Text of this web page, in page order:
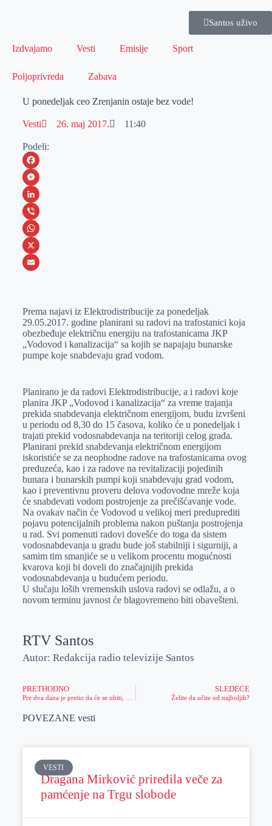
Santos uživo
Izdvajamo Vesti Emisije Sport
Poljoprivreda Zabava
U ponedeljak ceo Zrenjanin ostaje bez vode!
Vesti 26. maj 2017. 11:40
Podeli:
F
a
c
e
b
o
M
e
s
s
e
e
r
L
i
n
k
I
n
V
i
b
W
h
s
A
p
X
a
i
l
Prema najavi iz Elektrodistribucije za ponedeljak
29.05.2017. godine planirani su radovi na trafostanici koja
obezbeđuje električnu energiju na trafostanicama JKP
„Vodovod i kanalizacija“ sa kojih se napajaju bunarske
pumpe koje snabdevaju grad vodom.
Planirano je da radovi Elektrodistribucije, a i radovi koje
planira JKP „Vodovod i kanalizacija“ za vreme trajanja
prekida snabdevanja električnom energijom, budu izvršeni
u periodu od 8,30 do 15 časova, koliko će u ponedeljak i
trajati prekid vodosnabdevanja na teritoriji celog grada.
Planirani prekid snabdevanja električnom energijom
iskoristiće se za neophodne radove na trafostanicama ovog
preduzeća, kao i za radove na revitalizaciji pojedinih
bunara i bunarskih pumpi koji snabdevaju grad vodom,
kao i preventivnu proveru delova vodovodne mreže koja
će snabdevati vodom postrojenje za prečišćavanje vode.
Na ovakav način će Vodovod u velikoj meri preduprediti
pojavu potencijalnih problema nakon puštanja postrojenja
u rad. Svi pomenuti radovi dovešće do toga da sistem
vodosnabdevanja u gradu bude još stabilniji i sigurniji, a
samim tim smanjiće se u velikom procentu mogućnosti
kvarova koji bi doveli do značajnijih prekida
vodosnabdevanja u budućem periodu.
U slučaju loših vremenskih uslova radovi se odlažu, a o
novom terminu javnost će blagovremeno biti obavešteni.
RTV Santos
Autor: Redakcija radio televizije Santos
PRETHODNO SLEDEĆE
Želite da učite od najboljih?
POVEZANE vesti
VESTI
Dragana Mirković priredila veče za
pamćenje na Trgu slobode